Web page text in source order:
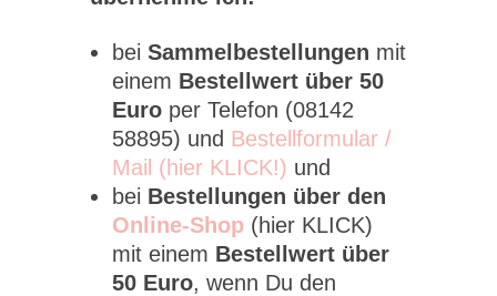
bei Sammelbestellungen mit
einem Bestellwert über 50
Euro per Telefon (08142
58895) und Bestellformular /
Mail (hier KLICK!) und
bei Bestellungen über den
Online-Shop (hier KLICK)
mit einem Bestellwert über
50 Euro, wenn Du den